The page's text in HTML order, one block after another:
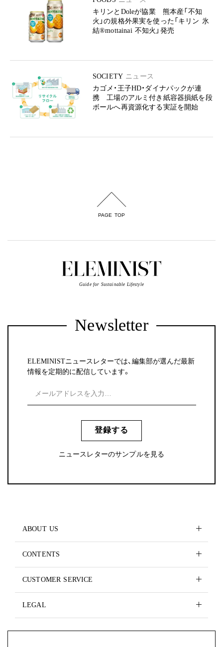
キリンとDoleが協業 熊本産「不知
火」の規格外果実を使った「キリン 氷
結®mottainai 不知火」発売
SOCIETY ニュース
カゴメ・王子HD・ダイナパックが連
携 工場のアルミ付き紙容器損紙を段
ボールへ再資源化する実証を開始
PAGE TOP
Guide for Sustainable Lifestyle
Newsletter
ELEMINISTニュースレターでは、編集部が選んだ最新
情報を定期的に配信しています。
登録する
ニュースレターのサンプルを見る
ABOUT US
CONTENTS
CUSTOMER SERVICE
LEGAL